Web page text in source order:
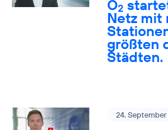
O2
Netz mit
größten
Städten.
24.